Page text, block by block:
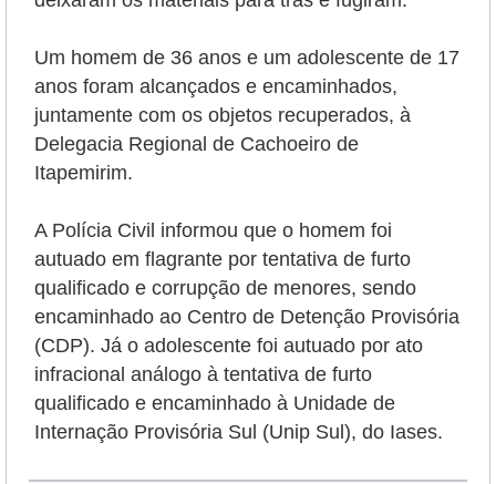
Um homem de 36 anos e um adolescente de 17
anos foram alcançados e encaminhados,
juntamente com os objetos recuperados, à
Delegacia Regional de Cachoeiro de
Itapemirim.
A Polícia Civil informou que o homem foi
autuado em flagrante por tentativa de furto
qualificado e corrupção de menores, sendo
encaminhado ao Centro de Detenção Provisória
(CDP). Já o adolescente foi autuado por ato
infracional análogo à tentativa de furto
qualificado e encaminhado à Unidade de
Internação Provisória Sul (Unip Sul), do Iases.